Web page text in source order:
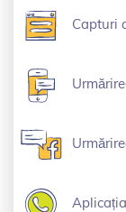
Capturi